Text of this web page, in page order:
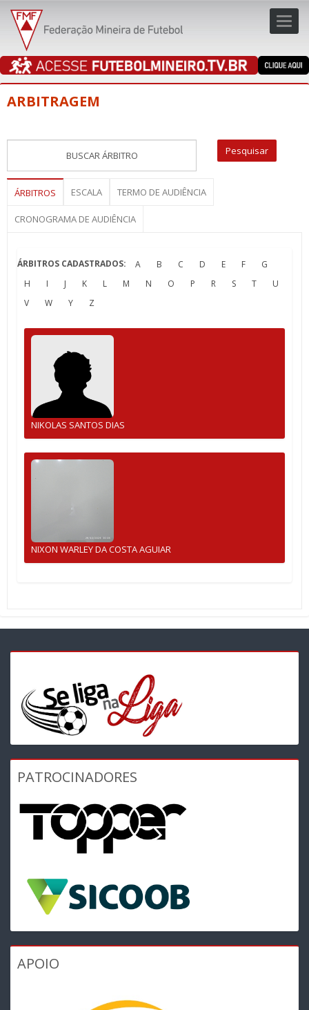
ARBITRAGEM
ÁRBITROS ESCALA TERMO DE AUDIÊNCIA
CRONOGRAMA DE AUDIÊNCIA
ÁRBITROS CADASTRADOS: A B C D E F
G
H
I J K L M N O P R S T
U
V
W Y Z
NIKOLAS SANTOS DIAS
NIXON WARLEY DA COSTA AGUIAR
PATROCINADORES
APOIO